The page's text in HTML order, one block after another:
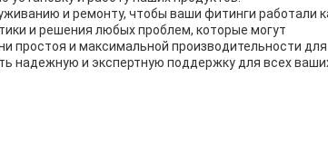
и ремонту, чтобы ваши фитинги работали
и решения любых проблем, которые могут
простоя и максимальной производительности
надежную и экспертную поддержку для всех